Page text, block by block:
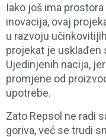
Iako još ima
inovacija, ovaj
u razvoju
projekat je usklađen
Ujedinjenih nacija,
promjene od
upotrebe.
Zato Repsol ne radi
goriva, već se trudi